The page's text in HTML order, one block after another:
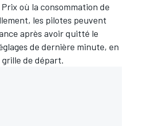
où la consommation de
les pilotes peuvent
après avoir quitté le
de dernière minute, en
de départ.